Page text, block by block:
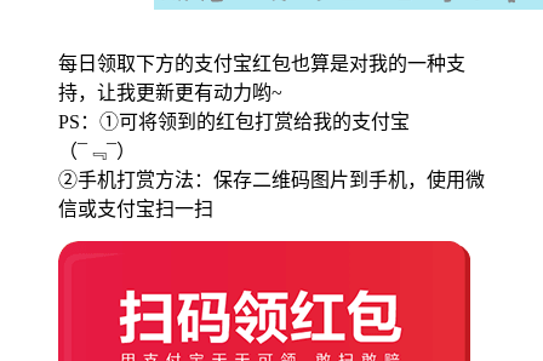
每日领取下方的支付宝红包也算是对我的一种支
持，让我更新更有动力哟~
PS：①可将领到的红包打赏给我的支付宝
（¯﹃¯）
②手机打赏方法：保存二维码图片到手机，使用微
信或支付宝扫一扫